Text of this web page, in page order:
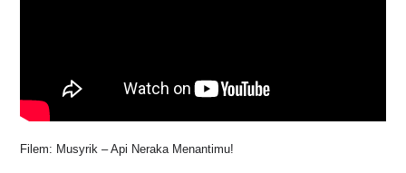
Filem: Musyrik – Api Neraka Menantimu!